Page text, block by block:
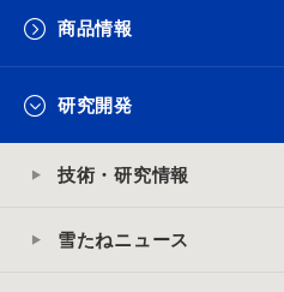
商品情報
研究開発
技術・研究情報
雪たねニュース